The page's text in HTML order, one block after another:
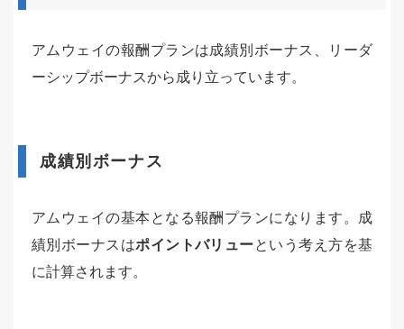
アムウェイの報酬プランは成績別ボーナス、リーダ
ーシップボーナスから成り立っています。
成績別ボーナス
アムウェイの基本となる報酬プランになります。成
績別ボーナスはポイントバリューという考え方を基
に計算されます。